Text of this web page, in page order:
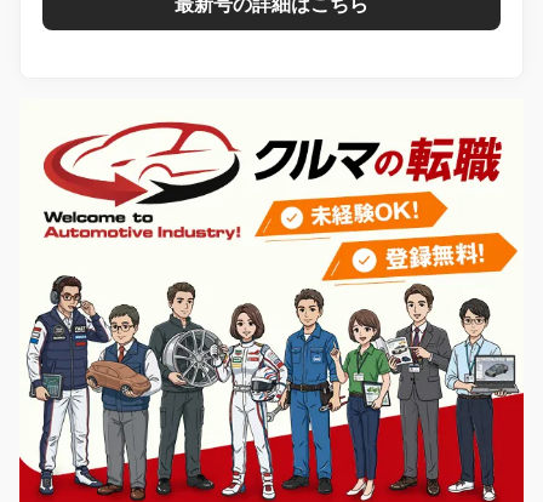
最新号の詳細はこちら